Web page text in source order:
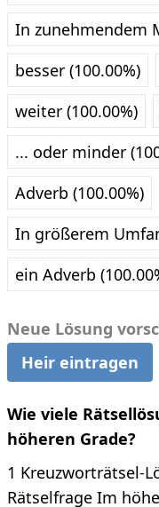
In zunehmendem
besser (100.00%)
weiter (100.00%)
... oder minder
Adverb (100.00%)
In größerem
ein Adverb
Neue Lösung
Heir eintragen
Wie viele
höheren Grade?
1 Kreuzworträtsel-
Rätselfrage Im